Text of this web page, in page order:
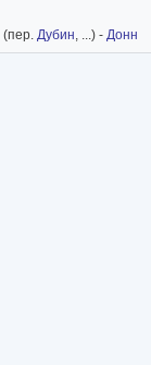
(пер. Дубин, ...) - Донн